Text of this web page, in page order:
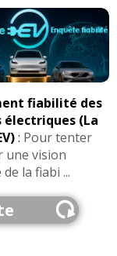
fiabilité des
(La
: Pour tenter
une vision
la fiabi ...